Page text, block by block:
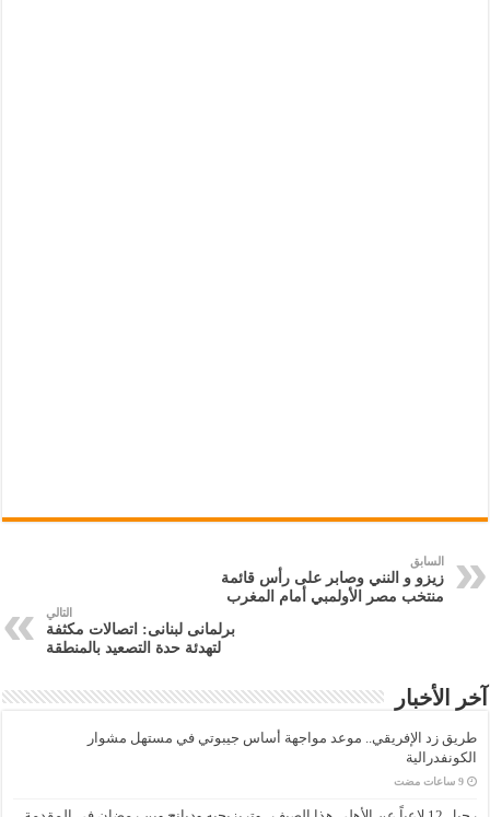
السابق
زيزو و النني وصابر على رأس قائمة
منتخب مصر الأولمبي أمام المغرب
التالي
برلمانى لبنانى: اتصالات مكثفة
لتهدئة حدة التصعيد بالمنطقة
آخر الأخبار
طريق زد الإفريقي.. موعد مواجهة أساس جيبوتي في مستهل مشوار
الكونفدرالية
‏9 ساعات مضت